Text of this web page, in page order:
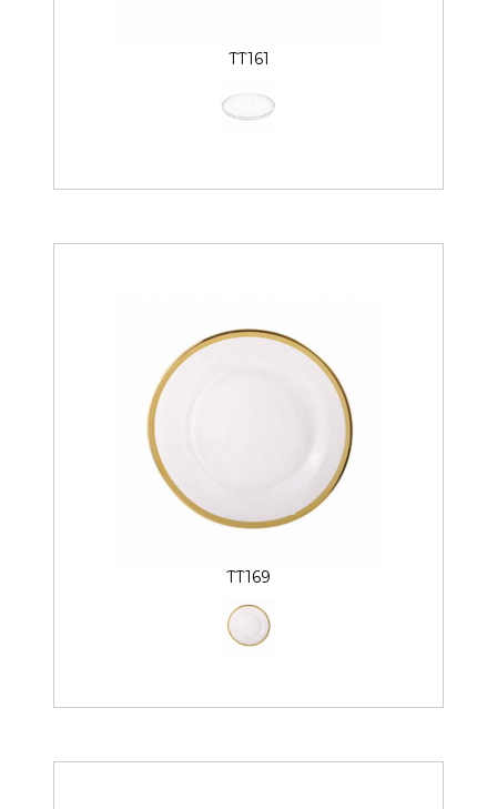
TT161
TT169